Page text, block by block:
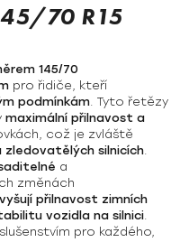
70 R15
145/70
pro řidiče, kteří
podmínkám. Tyto řetězy
maximální přilnavost a
což je zvláště
zledovatělých silnicích.
a
změnách
přilnavost zimních
vozidla na silnici.
pro každého,